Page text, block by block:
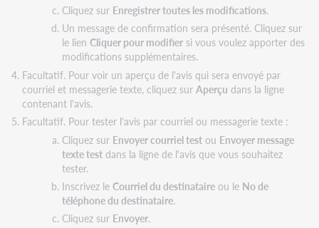
Cliquez sur Enregistrer toutes les modifications.
Un message de confirmation sera présenté. Cliquez sur
le lien Cliquer pour modifiersi vous voulez apporter des
modifications supplémentaires.
Facultatif. Pour voir un aperçu de l'avis qui sera envoyé par
courriel et messagerie texte, cliquez sur Aperçu dans la ligne
contenant l'avis.
Facultatif. Pour tester l'avis par courriel ou messagerie texte :
Cliquez sur Envoyer courriel testou Envoyer message
texte testdans la ligne de l'avis que vous souhaitez
tester.
Inscrivez le Courriel du destinataireou le No de
téléphone du destinataire.
Cliquez sur Envoyer.